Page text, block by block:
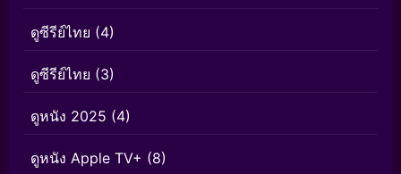
ดูซีรีย์ไทย (4)
ดูซีรีย์ไทย (3)
ดูหนัง 2025 (4)
ดูหนัง Apple TV+ (8)